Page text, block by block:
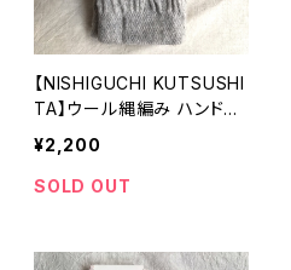
【NISHIGUCHI KUTSUSHI
TA】ウール縄編み ハンドウ
ォーマー ライトグレー フ
リーサイズ NK0113 指なし
手袋 日本製 【ニシグチクツ
¥2,200
SOLD OUT